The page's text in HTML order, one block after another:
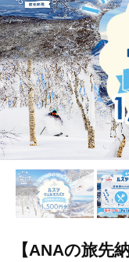
TOP 旅行・宿泊・体
TOP 旅行・宿泊・体
【ANAの旅先